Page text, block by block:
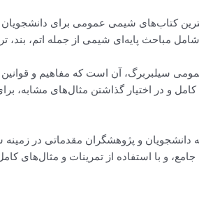
کتاب‌های شیمی عمومی برای
سیلبربرگ، آن است که مفاهیم و
و در اختیار گذاشتن مثال‌های مشابه،
و پژوهشگران مقدماتی در
و با استفاده از تمرینات و مثال‌های